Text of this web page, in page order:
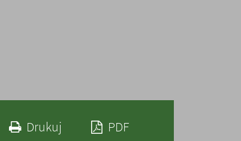
DrukujDrukuj zawartość bieżącej strony
PDF